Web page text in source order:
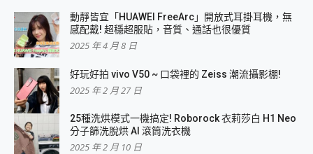
動靜皆宜「HUAWEI FreeArc」開放式耳掛耳機，無
感配戴! 超穩超服貼，音質、通話也很優質
2025 年 4 月 8 日
好玩好拍 vivo V50 ~ 口袋裡的 Zeiss 潮流攝影棚!
2025 年 2 月 27 日
25種洗烘模式一機搞定! Roborock 衣莉莎白 H1 Neo
分子篩洗脫烘 AI 滾筒洗衣機
2025 年 2 月 10 日